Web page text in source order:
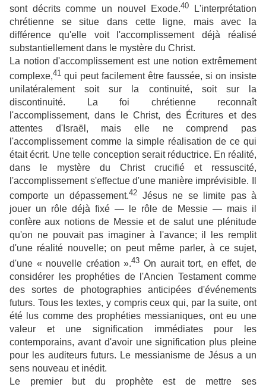
sont décrits comme un nouvel Exode.40 L'interprétation
chrétienne se situe dans cette ligne, mais avec la
différence qu'elle voit l'accomplissement déjà réalisé
substantiellement dans le mystère du Christ.
La notion d'accomplissement est une notion extrêmement
complexe,41 qui peut facilement être faussée, si on insiste
unilatéralement soit sur la continuité, soit sur la
discontinuité. La foi chrétienne reconnaît
l'accomplissement, dans le Christ, des Écritures et des
attentes d'Israël, mais elle ne comprend pas
l'accomplissement comme la simple réalisation de ce qui
était écrit. Une telle conception serait réductrice. En réalité,
dans le mystère du Christ crucifié et ressuscité,
l'accomplissement s'effectue d'une manière imprévisible. Il
comporte un dépassement.42 Jésus ne se limite pas à
jouer un rôle déjà fixé — le rôle de Messie — mais il
confère aux notions de Messie et de salut une plénitude
qu'on ne pouvait pas imaginer à l'avance; il les remplit
d'une réalité nouvelle; on peut même parler, à ce sujet,
d'une « nouvelle création ».43 On aurait tort, en effet, de
considérer les prophéties de l'Ancien Testament comme
des sortes de photographies anticipées d'événements
futurs. Tous les textes, y compris ceux qui, par la suite, ont
été lus comme des prophéties messianiques, ont eu une
valeur et une signification immédiates pour les
contemporains, avant d'avoir une signification plus pleine
pour les auditeurs futurs. Le messianisme de Jésus a un
sens nouveau et inédit.
Le premier but du prophète est de mettre ses